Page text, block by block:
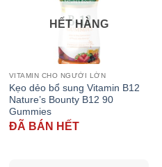
HẾT HÀNG
VITAMIN CHO NGƯỜI LỚN
Kẹo dẻo bổ sung Vitamin B12
Nature’s Bounty B12 90
Gummies
ĐÃ BÁN HẾT